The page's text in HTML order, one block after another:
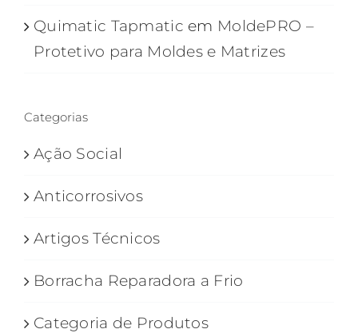
Quimatic Tapmatic em MoldePRO –
Protetivo para Moldes e Matrizes
Categorias
Ação Social
Anticorrosivos
Artigos Técnicos
Borracha Reparadora a Frio
Categoria de Produtos